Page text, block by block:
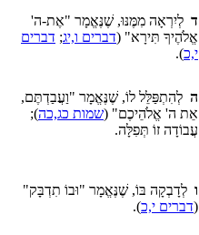
ד לְיִרְאָה מִמֶּנּוּ, שֶׁנֶּאֱמָר "אֶת-ה'
אֱלֹהֶיךָ תִּירָא" (דברים ו,יג; דברים
י,כ).
ה לְהִתְפַּלֵּל לוֹ, שֶׁנֶּאֱמָר "וַעֲבַדְתֶּם,
אֵת ה' אֱלֹהֵיכֶם" (שמות כג,כה);
עֲבוֹדָה זוֹ תְּפִלָּה.
ו לְדָבְקָה בּוֹ, שֶׁנֶּאֱמָר "וּבוֹ תִדְבָּק"
(דברים י,כ).